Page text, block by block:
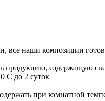
все наши композиции
продукцию, содержащую
С до 2 суток
при комнатной